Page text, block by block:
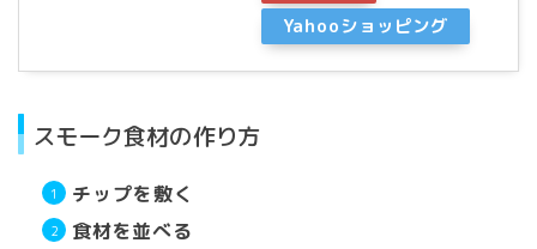
Yahooショッピング
スモーク食材の作り方
チップを敷く
食材を並べる